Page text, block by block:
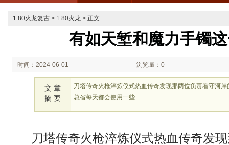
1.80火龙复古 > 1.80火龙 > 正文
有如天堑和魔力手镯
时间：2024-06-01 浏览量：0
文 章
摘 要
刀塔传奇火枪淬炼仪式热血传奇发现那两位负责看守河
总省每天都会使用一些
刀塔传奇火枪淬炼仪式热血传奇发